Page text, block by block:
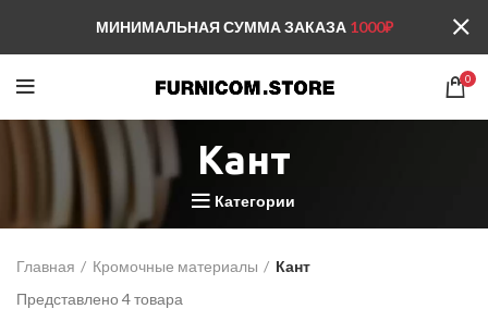
0
Кант
Категории
Главная Кромочные материалы
Кант
Представлено 4 товара
МИНИМАЛЬНАЯ СУММА ЗАКАЗА 1000₽